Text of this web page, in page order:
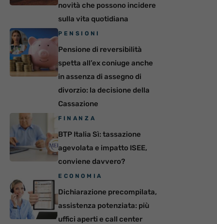
novità che possono incidere
sulla vita quotidiana
PENSIONI
Pensione di reversibilità
spetta all’ex coniuge anche
in assenza di assegno di
divorzio: la decisione della
Cassazione
FINANZA
BTP Italia Sì: tassazione
agevolata e impatto ISEE,
conviene davvero?
ECONOMIA
Dichiarazione precompilata,
assistenza potenziata: più
uffici aperti e call center